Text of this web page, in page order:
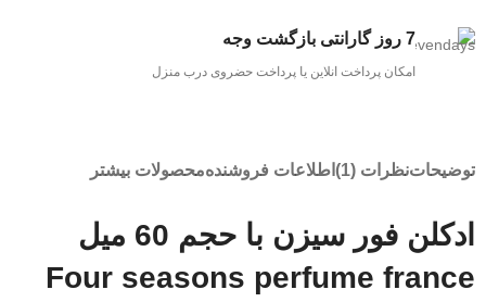
7 روز گارانتی بازگشت وجه
امکان پرداخت انلاین یا پرداخت حضروی درب منزل
توضیحاتنظرات (1) اطلاعات فروشندهمحصولات بیشتر
ادکلن فور سیزن با حجم 60 میل
Four seasons perfume france